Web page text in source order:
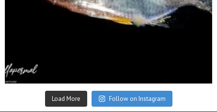
Sep 24
Load More Follow on Instagram